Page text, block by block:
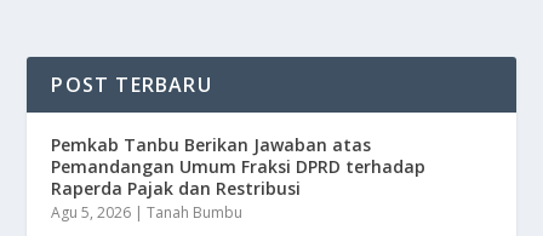
POST TERBARU
Pemkab Tanbu Berikan Jawaban atas
Pemandangan Umum Fraksi DPRD terhadap
Raperda Pajak dan Restribusi
Agu 5, 2026 |Tanah Bumbu